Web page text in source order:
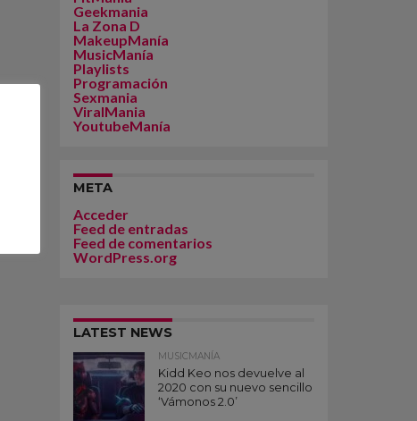
Geekmania
La Zona D
MakeupManía
MusicManía
Playlists
Programación
Sexmania
ViralMania
YoutubeManía
META
Acceder
Feed de entradas
Feed de comentarios
WordPress.org
LATEST NEWS
MUSICMANÍA
Kidd Keo nos devuelve al
2020 con su nuevo sencillo
‘Vámonos 2.0’